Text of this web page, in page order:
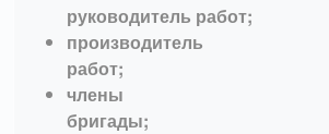
руководитель работ;
производитель
работ;
члены
бригады;